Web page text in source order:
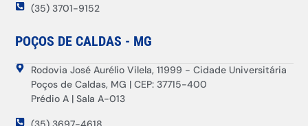
(35) 3701-9152
POÇOS DE CALDAS - MG
Rodovia José Aurélio Vilela, 11999 - Cidade Universitária
Poços de Caldas, MG | CEP: 37715-400
Prédio A | Sala A-013